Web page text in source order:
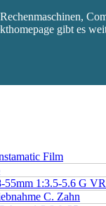
gibt es
Film
1:3.5-5.6 G
C. Zahn